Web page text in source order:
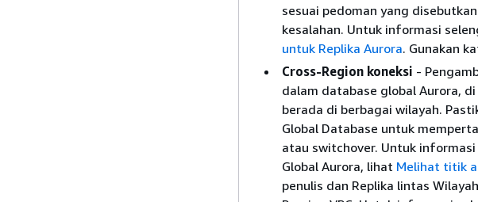
sesuai pedoman yang
kesalahan. Untuk informasi
untuk Replika Aurora. Gunakan
Cross-Region koneksi -
dalam database global Aurora,
berada di berbagai wilayah.
Global Database untuk
atau switchover. Untuk
Global Aurora, lihat Melihat titik
penulis dan Replika lintas